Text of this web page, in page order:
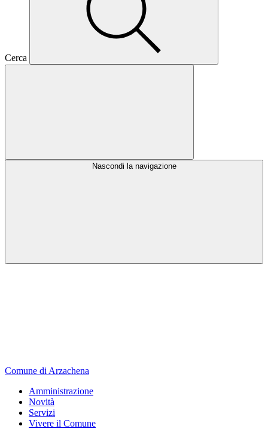
Cerca
Nascondi la navigazione
Comune di Arzachena
Amministrazione
Novità
Servizi
Vivere il Comune